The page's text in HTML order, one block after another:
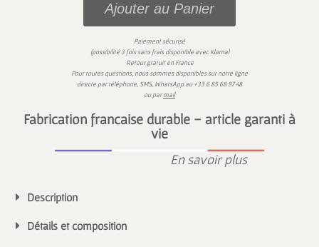
Ajouter au Panier
Paiement sécurisé
(possibilité 3 fois sans frais disponible avecKlarna)
Retour gratuit en France
Pour toutes questions, nous sommes disponibles surnotre ligne
directe par téléphone, SMS, WhatsApp au+33 6 85 68 97 48
ou parmail
Fabrication française durable - article garanti à
vie
En savoir plus
Description
Détails et composition